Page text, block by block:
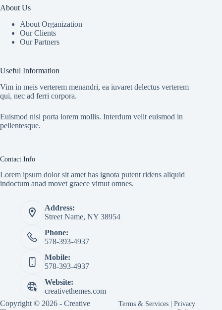
About Us
About Organization
Our Clients
Our Partners
Useful Information
Vim in meis verterem menandri, ea iuvaret delectus verterem
qui, nec ad ferri corpora.
Euismod nisi porta lorem mollis. Interdum velit euismod in
pellentesque.
Contact Info
Lorem ipsum dolor sit amet has ignota putent ridens aliquid
indoctum anad movet graece vimut omnes.
Address:
Street Name, NY 38954
Phone:
578-393-4937
Mobile:
578-393-4937
Website:
creativethemes.com
Copyright © 2026 - Creative
Terms & Services |Privacy